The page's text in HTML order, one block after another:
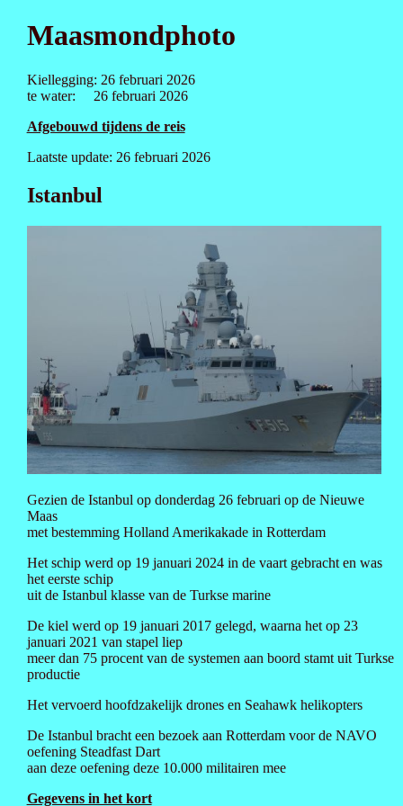
Maasmondphoto
Kiellegging: 26 februari 2026
te water: 26 februari 2026
Afgebouwd tijdens de reis
Laatste update: 26 februari 2026
Istanbul
Gezien de Istanbul op donderdag 26 februari op de Nieuwe
Maas
met bestemming Holland Amerikakade in Rotterdam
Het schip werd op 19 januari 2024 in de vaart gebracht en was
het eerste schip
uit de Istanbul klasse van de Turkse marine
De kiel werd op 19 januari 2017 gelegd, waarna het op 23
januari 2021 van stapel liep
meer dan 75 procent van de systemen aan boord stamt uit Turkse
productie
Het vervoerd hoofdzakelijk drones en Seahawk helikopters
De Istanbul bracht een bezoek aan Rotterdam voor de NAVO
oefening Steadfast Dart
aan deze oefening deze 10.000 militairen mee
Gegevens in het kort